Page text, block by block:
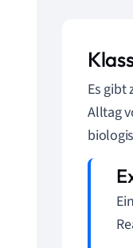
Es gibt
Alltag